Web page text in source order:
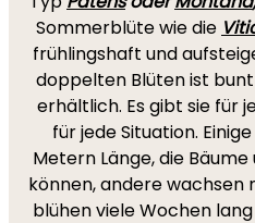
Sommerblüte wie die
frühlingshaft und
doppelten Blüten ist
erhältlich. Es gibt sie für
für jede Situation.
Metern Länge, die
können, andere wachsen
blühen viele Wochen